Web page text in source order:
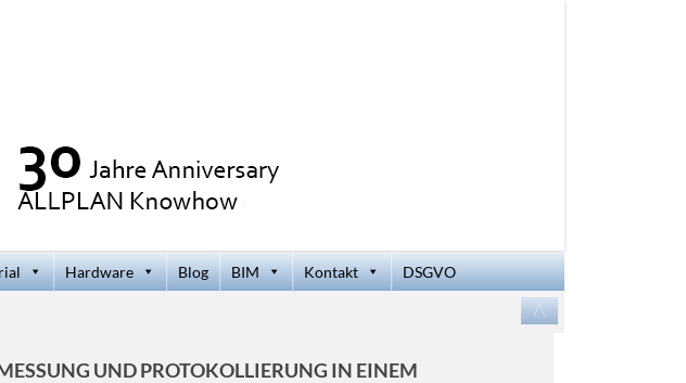
Hardware Blog BIM Kontakt DSGVO
Zum
Inhalt
springen
/\
UND PROTOKOLLIERUNG IN EINEM